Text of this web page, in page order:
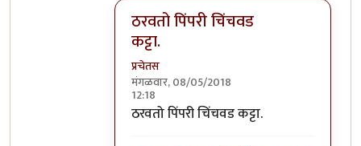
ठरवतो पिंपरी चिंचवड
कट्टा.
प्रचेतस
मंगळवार, 08/05/2018
12:18
In reply toफिर आयेंगे जरूर :)
ठरवतो पिंपरी चिंचवड कट्टा.